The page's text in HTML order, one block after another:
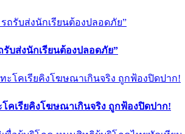
บส่งนักเรียนต้องปลอดภัย”
คเรียคิงโฆษณาเกินจริง ถูกฟ้องปิดปาก!